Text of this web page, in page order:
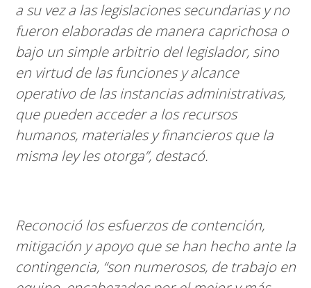
a su vez a las legislaciones secundarias y no
fueron elaboradas de manera caprichosa o
bajo un simple arbitrio del legislador, sino
en virtud de las funciones y alcance
operativo de las instancias administrativas,
que pueden acceder a los recursos
humanos, materiales y financieros que la
misma ley les otorga”, destacó.
Reconoció los esfuerzos de contención,
mitigación y apoyo que se han hecho ante la
contingencia, “son numerosos, de trabajo en